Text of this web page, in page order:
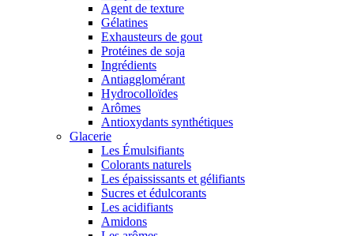
Agent de texture
Gélatines
Exhausteurs de gout
Protéines de soja
Ingrédients
Antiagglomérant
Hydrocolloïdes
Arômes
Antioxydants synthétiques
Glacerie
Les Émulsifiants
Colorants naturels
Les épaississants et gélifiants
Sucres et édulcorants
Les acidifiants
Amidons